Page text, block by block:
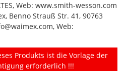
Web: www.smith-wesson.com
Benno Strauß Str. 41, 90763
Web:
Produkts ist die Vorlage der
erforderlich !!!